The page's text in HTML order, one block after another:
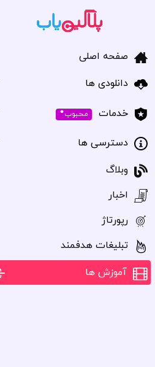
صفحه اصلی
دانلودی ها
خدمات محبوب•
دسترسی ها
وبلاگ
اخبار
رپورتاژ
تبلیغات هدفمند
آموزش ها